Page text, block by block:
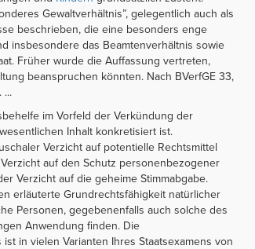
Gewaltverhältnis”, gelegentlich auch als
beschrieben, die eine besonders enge
insbesondere das Beamtenverhältnis sowie
Früher wurde die Auffassung vertreten,
beanspruchen könnten. Nach BVerfGE 33,
...
im Vorfeld der Verkündung der
Inhalt konkretisiert ist.
Verzicht auf potentielle Rechtsmittel
auf den Schutz personenbezogener
Verzicht auf die geheime Stimmabgabe.
erläuterte Grundrechtsfähigkeit natürlicher
Personen, gegebenenfalls auch solche des
Anwendung finden. Die
in vielen Varianten Ihres Staatsexamens von